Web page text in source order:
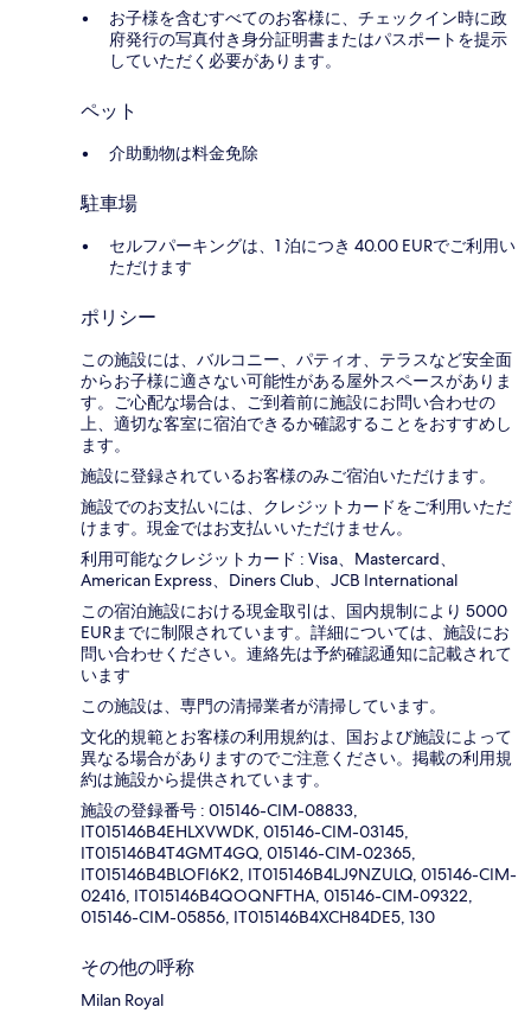
お子様を含むすべてのお客様に、チェックイン時に政
府発行の写真付き身分証明書またはパスポートを提示
していただく必要があります。
ペット
介助動物は料金免除
駐車場
セルフパーキングは、1 泊につき 40.00 EURでご利用い
ただけます
ポリシー
この施設には、バルコニー、パティオ、テラスなど安全面
からお子様に適さない可能性がある屋外スペースがありま
す。ご心配な場合は、ご到着前に施設にお問い合わせの
上、適切な客室に宿泊できるか確認することをおすすめし
ます。
施設に登録されているお客様のみご宿泊いただけます。
施設でのお支払いには、クレジットカードをご利用いただ
けます。現金ではお支払いいただけません。
利用可能なクレジットカード : Visa、Mastercard、
American Express、Diners Club、JCB International
この宿泊施設における現金取引は、国内規制により 5000
EURまでに制限されています。詳細については、施設にお
問い合わせください。連絡先は予約確認通知に記載されて
います
この施設は、専門の清掃業者が清掃しています。
文化的規範とお客様の利用規約は、国および施設によって
異なる場合がありますのでご注意ください。掲載の利用規
約は施設から提供されています。
施設の登録番号 : 015146-CIM-08833,
IT015146B4EHLXVWDK, 015146-CIM-03145,
IT015146B4T4GMT4GQ, 015146-CIM-02365,
IT015146B4BLOFI6K2, IT015146B4LJ9NZULQ, 015146-CIM-
02416, IT015146B4QOQNFTHA, 015146-CIM-09322,
015146-CIM-05856, IT015146B4XCH84DE5, 130
その他の呼称
Milan Royal